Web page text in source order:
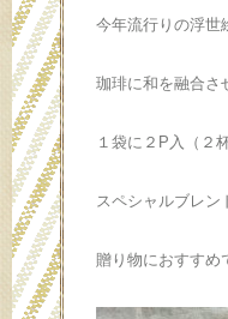
今年流行りの浮世
珈琲に和を融合さ
１袋に２P入（２
スペシャルブレン
贈り物におすすめ